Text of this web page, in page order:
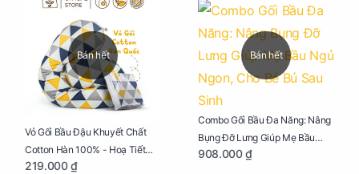
Bán hết
Vỏ Gối Bầu Đậu Khuyết Chất
Cotton Hàn 100% - Hoạ Tiết
Tam Giác
219.000 ₫
Bán hết
Combo Gối Bầu Đa Năng: Nâng
Bụng Đỡ Lưng Giúp Mẹ Bầu
Ngủ Ngon, Cho Bé Bú Sau Sinh
908.000 ₫